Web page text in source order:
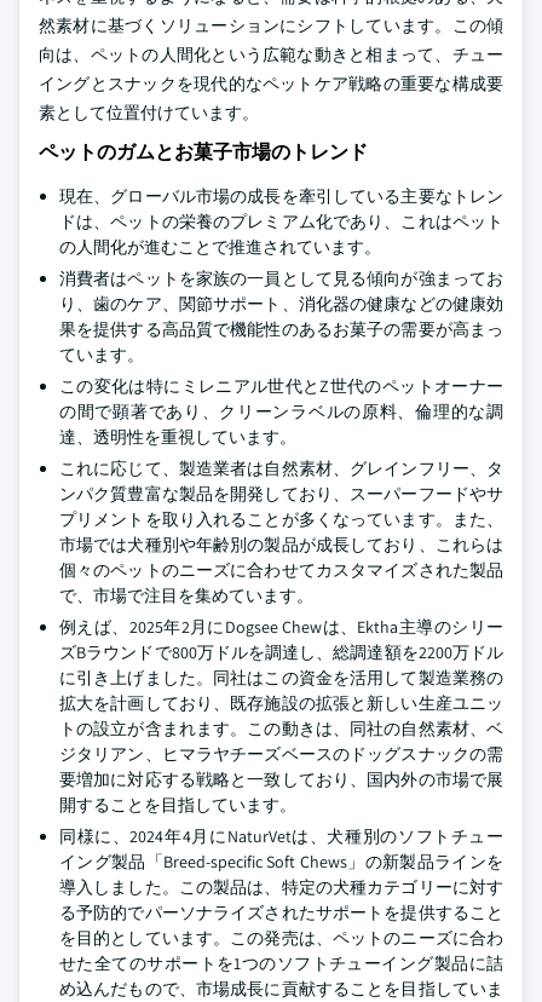
然素材に基づくソリューションにシフトしています。この傾
向は、ペットの人間化という広範な動きと相まって、チュー
イングとスナックを現代的なペットケア戦略の重要な構成要
素として位置付けています。
ペットのガムとお菓子市場のトレンド
現在、グローバル市場の成長を牽引している主要なトレン
ドは、ペットの栄養のプレミアム化であり、これはペット
の人間化が進むことで推進されています。
消費者はペットを家族の一員として見る傾向が強まってお
り、歯のケア、関節サポート、消化器の健康などの健康効
果を提供する高品質で機能性のあるお菓子の需要が高まっ
ています。
この変化は特にミレニアル世代とZ世代のペットオーナー
の間で顕著であり、クリーンラベルの原料、倫理的な調
達、透明性を重視しています。
これに応じて、製造業者は自然素材、グレインフリー、タ
ンパク質豊富な製品を開発しており、スーパーフードやサ
プリメントを取り入れることが多くなっています。また、
市場では犬種別や年齢別の製品が成長しており、これらは
個々のペットのニーズに合わせてカスタマイズされた製品
で、市場で注目を集めています。
例えば、2025年2月にDogsee Chewは、Ektha主導のシリー
ズBラウンドで800万ドルを調達し、総調達額を2200万ドル
に引き上げました。同社はこの資金を活用して製造業務の
拡大を計画しており、既存施設の拡張と新しい生産ユニッ
トの設立が含まれます。この動きは、同社の自然素材、ベ
ジタリアン、ヒマラヤチーズベースのドッグスナックの需
要増加に対応する戦略と一致しており、国内外の市場で展
開することを目指しています。
同様に、2024年4月にNaturVetは、犬種別のソフトチュー
イング製品「Breed-specific Soft Chews」の新製品ラインを
導入しました。この製品は、特定の犬種カテゴリーに対す
る予防的でパーソナライズされたサポートを提供すること
を目的としています。この発売は、ペットのニーズに合わ
せた全てのサポートを1つのソフトチューイング製品に詰
め込んだもので、市場成長に貢献することを目指していま